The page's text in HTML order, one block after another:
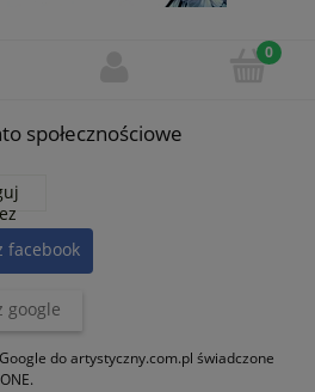
społecznościowe
facebook
google
do artystyczny.com.pl świadczone